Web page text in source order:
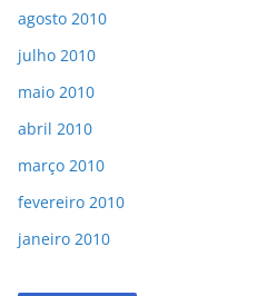
agosto 2010
julho 2010
maio 2010
abril 2010
março 2010
fevereiro 2010
janeiro 2010